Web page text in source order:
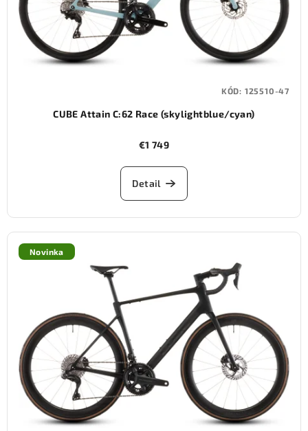
CUBE Attain C:62 Race (skylightblue/cyan)
€1 749
Detail
KÓD: 125510-47
Novinka